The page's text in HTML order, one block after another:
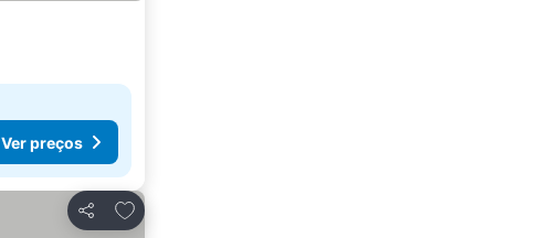
Ver preços
Partilhar
Adicionar aos favoritos